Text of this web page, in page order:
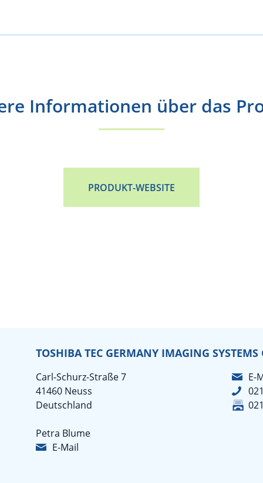
Informationen über das
PRODUKT-WEBSITE
TOSHIBA TEC GERMANY IMAGING SYSTEMS
Carl-Schurz-Straße 7
41460 Neuss
Deutschland
Petra Blume
E-Mail
E-